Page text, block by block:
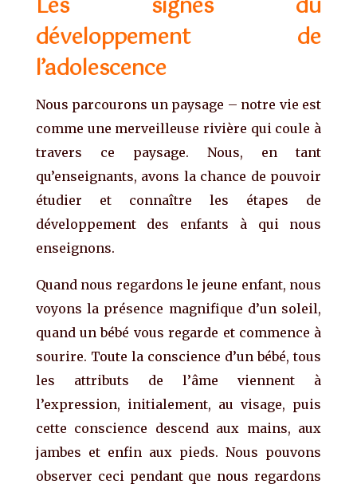
développement de
l’adolescence
Nous parcourons un paysage – notre vie est
comme une merveilleuse rivière qui coule à
travers ce paysage. Nous, en tant
qu’enseignants, avons la chance de pouvoir
étudier et connaître les étapes de
développement des enfants à qui nous
enseignons.
Quand nous regardons le jeune enfant, nous
voyons la présence magnifique d’un soleil,
quand un bébé vous regarde et commence à
sourire. Toute la conscience d’un bébé, tous
les attributs de l’âme viennent à
l’expression, initialement, au visage, puis
cette conscience descend aux mains, aux
jambes et enfin aux pieds. Nous pouvons
observer ceci pendant que nous regardons